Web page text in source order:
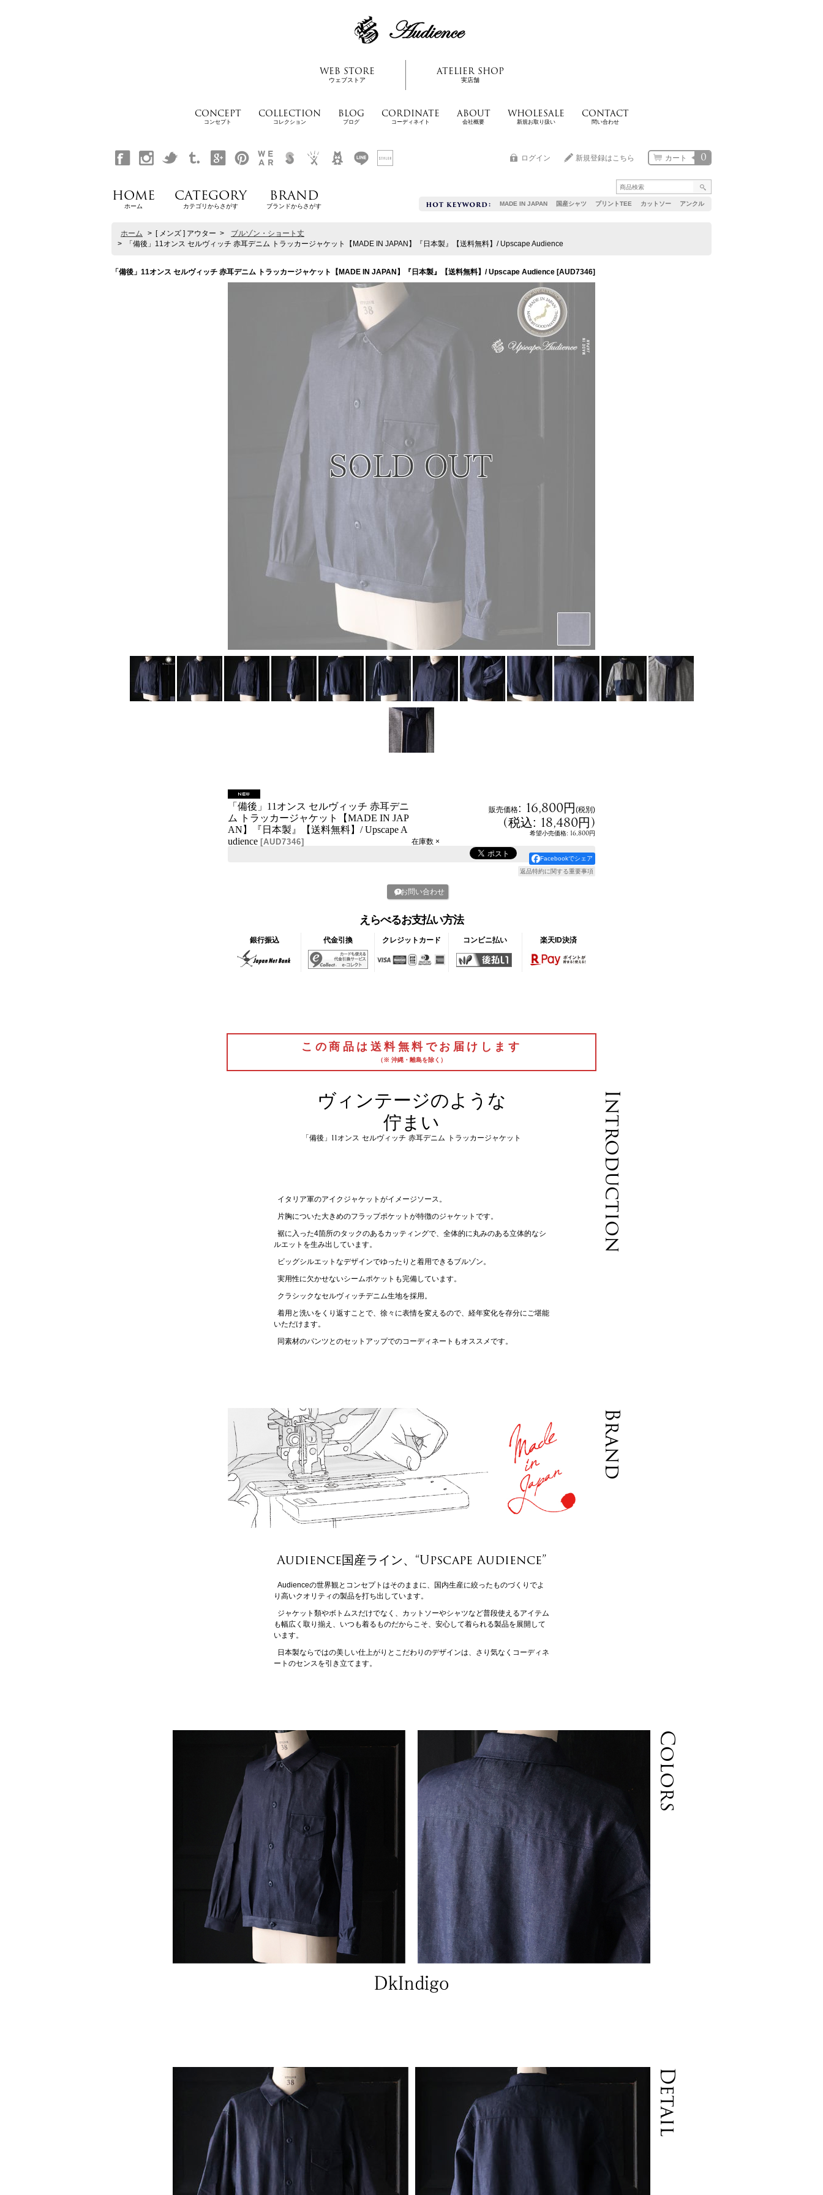
WEB STORE
ウェブストア
ATELIER SHOP
実店舗
CONCEPT
コンセプト
COLLECTION
コレクション
BLOG
ブログ
CORDINATE
コーディネイト
ABOUT
会社概要
WHOLESALE
新規お取り扱い
CONTACT
問い合わせ
MADE IN JAPAN 国産シャツ プリントTEE カットソー アンクル
0
カート
ログイン 新規登録はこちら
HOME
ホーム
CATEGORY
カテゴリからさがす
BRAND
ブランドからさがす
ホーム > [ メンズ ] アウター >
ブルゾン・ショート丈
>
「備後」11オンス セルヴィッチ 赤耳デニム トラッカージャケット【MADE IN JAPAN】『日本製』【送料無料】/ Upscape Audience
「備後」11オンス セルヴィッチ 赤耳デニム トラッカージャケット【MADE IN JAPAN】『日本製』【送料無料】/ Upscape Audience [AUD7346]
「備後」11オンス セルヴィッチ 赤耳デニ
ム トラッカージャケット【MADE IN JAP
AN】『日本製』【送料無料】/ Upscape A
udience [AUD7346]
販売価格: 16,800円(税別)
(税込: 18,480円)
希望小売価格: 16,800円
在庫数 ×
Facebookでシェア
返品特約に関する重要事項
お問い合わせ
えらべるお支払い方法
銀行振込 代金引換 クレジットカード コンビニ払い 楽天ID決済
この商品は送料無料でお届けします
（※ 沖縄・離島を除く）
Introduction
ヴィンテージのような
佇まい
「備後」11オンス セルヴィッチ 赤耳デニム トラッカージャケット
イタリア軍のアイクジャケットがイメージソース。
片胸についた大きめのフラップポケットが特徴のジャケットです。
裾に入った4箇所のタックのあるカッティングで、全体的に丸みのある立体的なシ
ルエットを生み出しています。
ビッグシルエットなデザインでゆったりと着用できるブルゾン。
実用性に欠かせないシームポケットも完備しています。
クラシックなセルヴィッチデニム生地を採用。
着用と洗いをくり返すことで、徐々に表情を変えるので、経年変化を存分にご堪能
いただけます。
同素材のパンツとのセットアップでのコーディネートもオススメです。
Brand
Audience国産ライン、“Upscape Audience”
Audienceの世界観とコンセプトはそのままに、国内生産に絞ったものづくりでよ
り高いクオリティの製品を打ち出しています。
ジャケット類やボトムスだけでなく、カットソーやシャツなど普段使えるアイテム
も幅広く取り揃え、いつも着るものだからこそ、安心して着られる製品を展開して
います。
日本製ならではの美しい仕上がりとこだわりのデザインは、さり気なくコーディネ
ートのセンスを引き立てます。
Colors
Detail